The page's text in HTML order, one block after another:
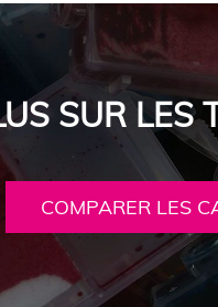
SUR LES
COMPARER LES